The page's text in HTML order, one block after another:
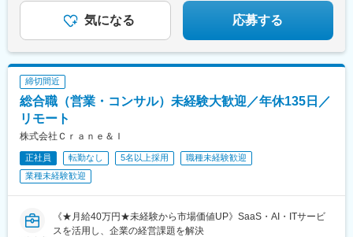
駅(愛知県)、金山駅(愛知県)、流山おおたかの森駅、藤沢駅、富田
駅(大阪府)、上牧駅(大阪府)、高槻駅、高槻市駅、天王寺駅、新今
宮駅、本町駅、江坂駅、弁天町駅、西九条駅、千里中央駅(北大阪
市駅、豊橋駅、刈谷駅、星ケ丘駅(愛知県)、高蔵寺駅、ＪＲ難波
駅、中百舌鳥駅、大曽根駅、赤池駅(愛知県)、大阪駅、新大阪駅、
北新地駅、大阪阿部野橋駅、近鉄名古屋駅、名鉄名古屋駅、博多
駅、天神駅、福岡空港駅(鉄道)、姪浜駅、西新駅、天神南駅、大橋
駅(福岡県)、中洲川端駅、千早駅、三ノ宮駅、尼崎駅(東海道本
線)、神戸駅(兵庫県)、姫路駅、新長田駅、明石駅、西宮北口駅、
和歌山駅、和歌山市駅、京都駅、京阪山科駅、烏丸駅、草津駅(滋
賀県)、南草津駅、京阪石山駅、瀬田駅(滋賀県)、竹田駅(京都府)、
広島駅、八本松駅、北参道駅、青井駅、浜松町駅、西日暮里駅(舎
人ライナー)、大崎広小路駅、祐天寺駅、江古田駅、二子新地駅、
ビル9階＜アクセス＞・大阪メトロ御堂筋線「西中島南方」駅から
徒歩10分・各線「新大阪」駅から徒歩14分
気になる 応募する
締切間近
総合職（営業・コンサル）未経験大歓迎／年休135日／
リモート
株式会社Ｃｒａｎｅ＆Ｉ
正社員 転勤なし 5名以上採用
職種未経験歓迎
業種未経験歓迎
《★月給40万円★未経験から市場価値UP》SaaS・AI・ITサービ
スを活用し、企業の経営課題を解決